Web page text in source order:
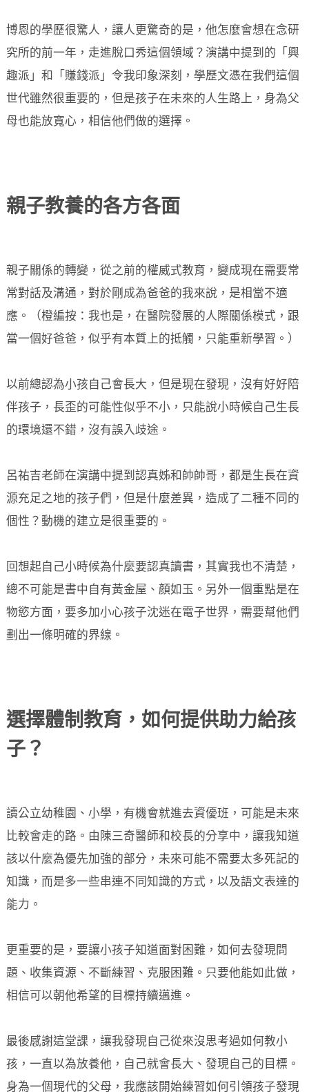
博恩的學歷很驚人，讓人更驚奇的是，他怎麼會想在念研
究所的前一年，走進脫口秀這個領域？演講中提到的「興
趣派」和「賺錢派」令我印象深刻，學歷文憑在我們這個
世代雖然很重要的，但是孩子在未來的人生路上，身為父
母也能放寬心，相信他們做的選擇。
親子教養的各方各面
親子關係的轉變，從之前的權威式教育，變成現在需要常
常對話及溝通，對於剛成為爸爸的我來說，是相當不適
應。（橙編按：我也是，在醫院發展的人際關係模式，跟
當一個好爸爸，似乎有本質上的抵觸，只能重新學習。）
以前總認為小孩自己會長大，但是現在發現，沒有好好陪
伴孩子，長歪的可能性似乎不小，只能說小時候自己生長
的環境還不錯，沒有誤入歧途。
呂祐吉老師在演講中提到認真姊和帥帥哥，都是生長在資
源充足之地的孩子們，但是什麼差異，造成了二種不同的
個性？動機的建立是很重要的。
回想起自己小時候為什麼要認真讀書，其實我也不清楚，
總不可能是書中自有黃金屋、顏如玉。另外一個重點是在
物慾方面，要多加小心孩子沈迷在電子世界，需要幫他們
劃出一條明確的界線。
選擇體制教育，如何提供助力給孩
子？
讀公立幼稚園、小學，有機會就進去資優班，可能是未來
比較會走的路。由陳三奇醫師和校長的分享中，讓我知道
該以什麼為優先加強的部分，未來可能不需要太多死記的
知識，而是多一些串連不同知識的方式，以及語文表達的
能力。
更重要的是，要讓小孩子知道面對困難，如何去發現問
題、收集資源、不斷練習、克服困難。只要他能如此做，
相信可以朝他希望的目標持續邁進。
最後感謝這堂課，讓我發現自己從來沒思考過如何教小
孩，一直以為放養他，自己就會長大、發現自己的目標。
身為一個現代的父母，我應該開始練習如何引領孩子發現